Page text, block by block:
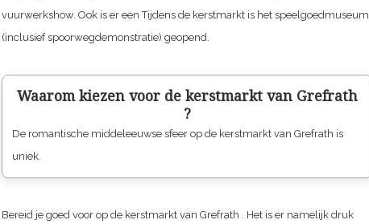
vuurwerkshow. Ook is er een Tijdens de kerstmarkt is het speelgoedmuseum
(inclusief spoorwegdemonstratie) geopend.
Waarom kiezen voor de kerstmarkt van Grefrath
?
De romantische middeleeuwse sfeer op de kerstmarkt van Grefrath is
uniek.
Bereid je goed voor op de kerstmarkt van Grefrath . Het is er namelijk druk